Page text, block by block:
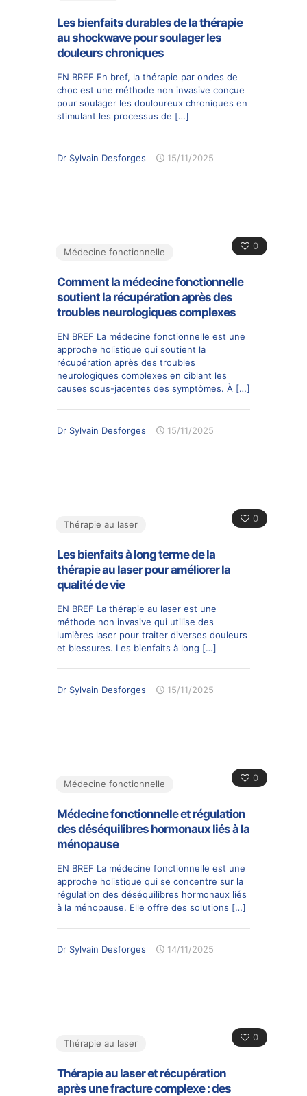
Les bienfaits durables de la thérapie
au shockwave pour soulager les
douleurs chroniques
EN BREF En bref, la thérapie par ondes de
choc est une méthode non invasive conçue
pour soulager les douloureux chroniques en
stimulant les processus de […]
Dr Sylvain Desforges 15/11/2025
0
Médecine fonctionnelle
Comment la médecine fonctionnelle
soutient la récupération après des
troubles neurologiques complexes
EN BREF La médecine fonctionnelle est une
approche holistique qui soutient la
récupération après des troubles
neurologiques complexes en ciblant les
causes sous-jacentes des symptômes. À […]
Dr Sylvain Desforges 15/11/2025
0
Thérapie au laser
Les bienfaits à long terme de la
thérapie au laser pour améliorer la
qualité de vie
EN BREF La thérapie au laser est une
méthode non invasive qui utilise des
lumières laser pour traiter diverses douleurs
et blessures. Les bienfaits à long […]
Dr Sylvain Desforges 15/11/2025
0
Médecine fonctionnelle
Médecine fonctionnelle et régulation
des déséquilibres hormonaux liés à la
ménopause
EN BREF La médecine fonctionnelle est une
approche holistique qui se concentre sur la
régulation des déséquilibres hormonaux liés
à la ménopause. Elle offre des solutions […]
Dr Sylvain Desforges 14/11/2025
0
Thérapie au laser
Thérapie au laser et récupération
après une fracture complexe : des